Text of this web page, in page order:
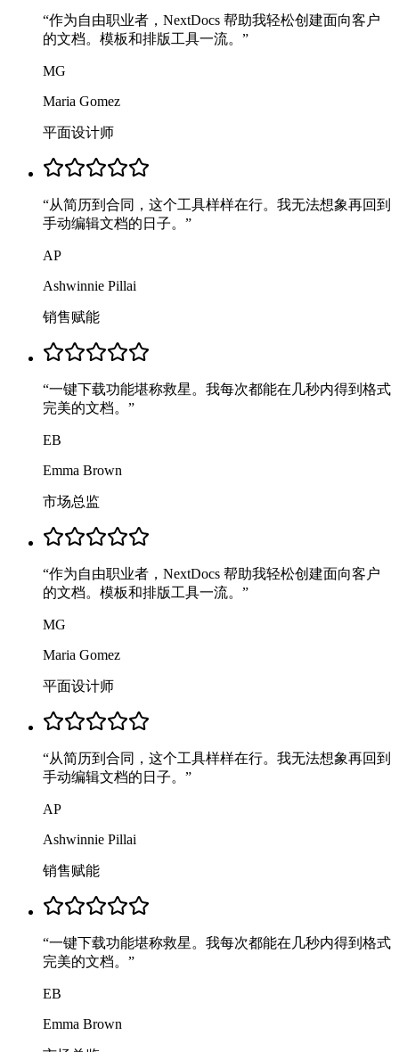
“作为自由职业者，NextDocs 帮助我轻松创建面向客户
的文档。模板和排版工具一流。 ”
MG
Maria Gomez
平面设计师
“从简历到合同，这个工具样样在行。我无法想象再回到
手动编辑文档的日子。 ”
AP
Ashwinnie Pillai
销售赋能
“一键下载功能堪称救星。我每次都能在几秒内得到格式
完美的文档。 ”
EB
Emma Brown
市场总监
“作为自由职业者，NextDocs 帮助我轻松创建面向客户
的文档。模板和排版工具一流。 ”
MG
Maria Gomez
平面设计师
“从简历到合同，这个工具样样在行。我无法想象再回到
手动编辑文档的日子。 ”
AP
Ashwinnie Pillai
销售赋能
“一键下载功能堪称救星。我每次都能在几秒内得到格式
完美的文档。 ”
EB
Emma Brown